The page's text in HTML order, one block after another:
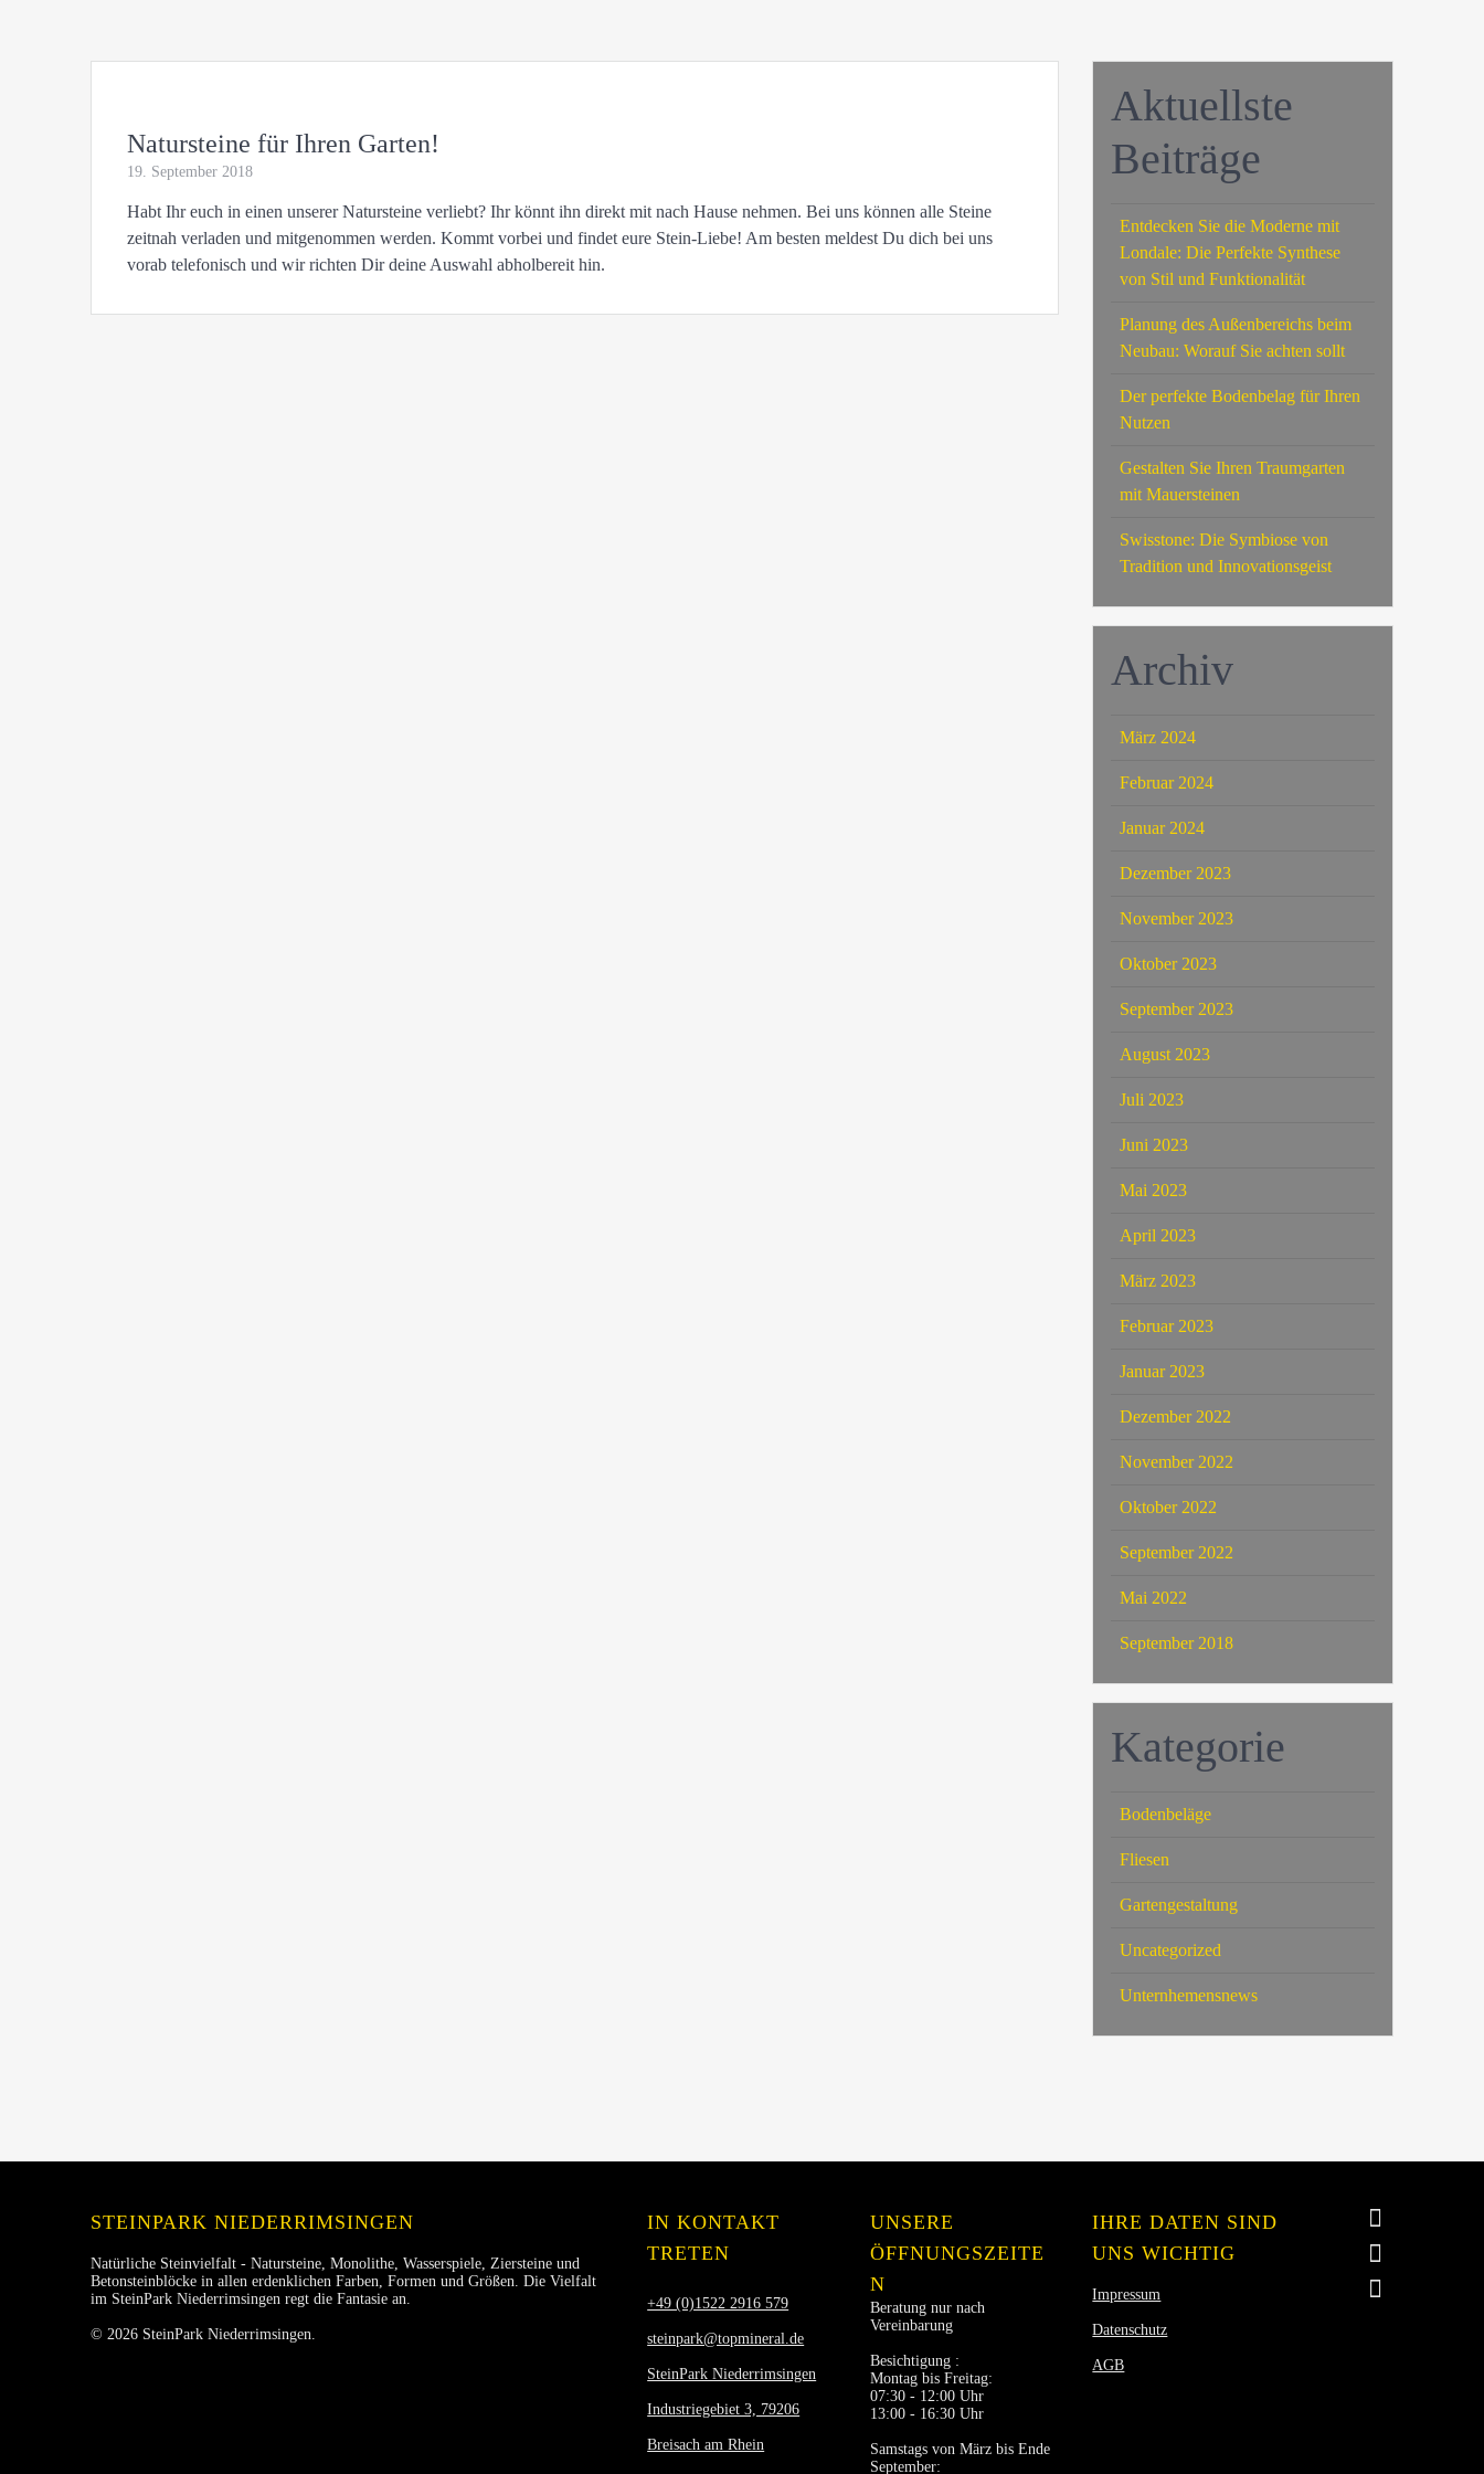
Natursteine für Ihren Garten!
19. September 2018
Habt Ihr euch in einen unserer Natursteine verliebt? Ihr könnt ihn direkt mit nach Hause nehmen. Bei uns können alle Steine
zeitnah verladen und mitgenommen werden. Kommt vorbei und findet eure Stein-Liebe! Am besten meldest Du dich bei uns
vorab telefonisch und wir richten Dir deine Auswahl abholbereit hin.
Aktuellste
Beiträge
Entdecken Sie die Moderne mit
Londale: Die Perfekte Synthese
von Stil und Funktionalität
Planung des Außenbereichs beim
Neubau: Worauf Sie achten sollt
Der perfekte Bodenbelag für Ihren
Nutzen
Gestalten Sie Ihren Traumgarten
mit Mauersteinen
Swisstone: Die Symbiose von
Tradition und Innovationsgeist
Archiv
März 2024
Februar 2024
Januar 2024
Dezember 2023
November 2023
Oktober 2023
September 2023
August 2023
Juli 2023
Juni 2023
Mai 2023
April 2023
März 2023
Februar 2023
Januar 2023
Dezember 2022
November 2022
Oktober 2022
September 2022
Mai 2022
September 2018
Kategorie
Bodenbeläge
Fliesen
Gartengestaltung
Uncategorized
Unternhemensnews
STEINPARK NIEDERRIMSINGEN
Natürliche Steinvielfalt - Natursteine, Monolithe, Wasserspiele, Ziersteine und
Betonsteinblöcke in allen erdenklichen Farben, Formen und Größen. Die Vielfalt
im SteinPark Niederrimsingen regt die Fantasie an.
© 2026 SteinPark Niederrimsingen.
IN KONTAKT
TRETEN
+49 (0)1522 2916 579
steinpark@topmineral.de
SteinPark Niederrimsingen
Industriegebiet 3, 79206
Breisach am Rhein
UNSERE
ÖFFNUNGSZEITE
N
Beratung nur nach
Vereinbarung
Besichtigung :
Montag bis Freitag:
07:30 - 12:00 Uhr
13:00 - 16:30 Uhr
Samstags von März bis Ende
September:
IHRE DATEN SIND
UNS WICHTIG
Impressum
Datenschutz
AGB